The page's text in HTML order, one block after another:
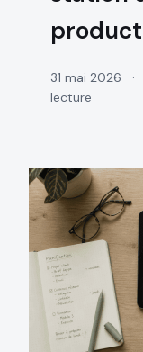
31 mai 2026 ·
lecture